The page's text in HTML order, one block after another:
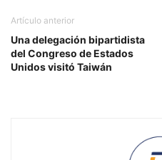
Artículo anterior
Una delegación bipartidista
del Congreso de Estados
Unidos visitó Taiwán